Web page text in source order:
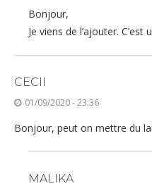
Bonjour,
Je viens de l’ajouter.
CECII
01/09/2020 - 23:36
Bonjour, peut on mettre du
MALIKA